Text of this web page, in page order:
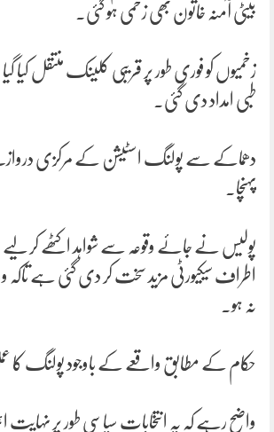
بیٹی آمنہ خاتون بھی زخمی ہو گئی۔
زخمیوں کو فوری طور پر قریبی کلینک منتقل کیا
طبی امداد دی گئی۔
دھماکے سے پولنگ اسٹیشن کے مرکزی
پہنچا۔
پولیس نے جائے وقوعہ سے شواہد اکٹھے کر لیے
اطراف سیکیورٹی مزید سخت کر دی گئی ہے تاکہ
نہ ہو۔
حکام کے مطابق واقعے کے باوجود پولنگ کا
واضح رہے کہ یہ انتخابات سیاسی طور پر نہایت